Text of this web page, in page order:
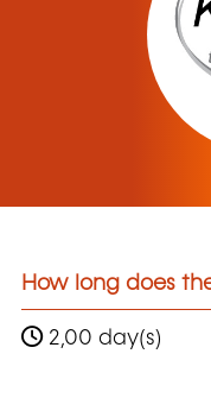
How long does
2,00 day(s)